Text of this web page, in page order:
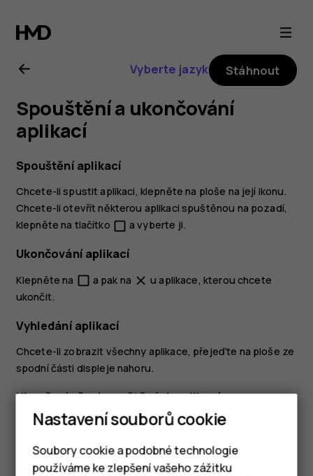
Uživatelská
příručka
k telefonu
Nokia 2.1
Vyberte jazyk Stáhnout
Spouštění a ukončování
aplikací
Spouštění aplikací
Chcete-li spustit aplikaci, klepněte na ploše na její ikonu.
Chcete-li otevřít některou aplikaci spuštěnou na pozadí,
klepněte na tlačítko check_box_outline_blank a vyberte ji.
Ukončování aplikací
Klepněte na check_box_outline_blank a pak na close u aplikace, kterou chcete
ukončit.
Vyhledání aplikací
Chcete-li zobrazit všechny aplikace, přejeďte na ploše ze
spodní části displeje nahoru.
Ukončení všech spuštěných aplikací
Stiskněte tlačítkocheck_box_outline_blank, přejeďte nahoru přes všechny
Nastavení souborů cookie
Soubory cookie a podobné technologie
používáme ke zlepšení vašeho zážitku